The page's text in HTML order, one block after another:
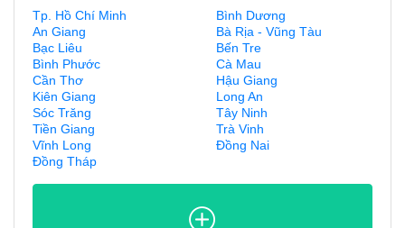
Tp. Hồ Chí Minh
Bình Dương
An Giang
Bà Rịa - Vũng Tàu
Bạc Liêu
Bến Tre
Bình Phước
Cà Mau
Cần Thơ
Hậu Giang
Kiên Giang
Long An
Sóc Trăng
Tây Ninh
Tiền Giang
Trà Vinh
Vĩnh Long
Đồng Nai
Đồng Tháp